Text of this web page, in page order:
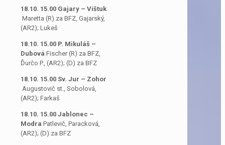
18.10. 15.00 Gajary – Vištuk
Maretta (R) za BFZ, Gajarský,
(AR2); Lukeš
18.10. 15.00 P. Mikuláš –
Dubová Fischer (R) za BFZ,
Ďurčo P., (AR2); (D) za BFZ
18.10. 15.00 Sv. Jur – Zohor
Augustovič st., Sobolová,
(AR2); Farkaš
18.10. 15.00 Jablonec –
Modra Patlevič, Paracková,
(AR2); (D) za BFZ